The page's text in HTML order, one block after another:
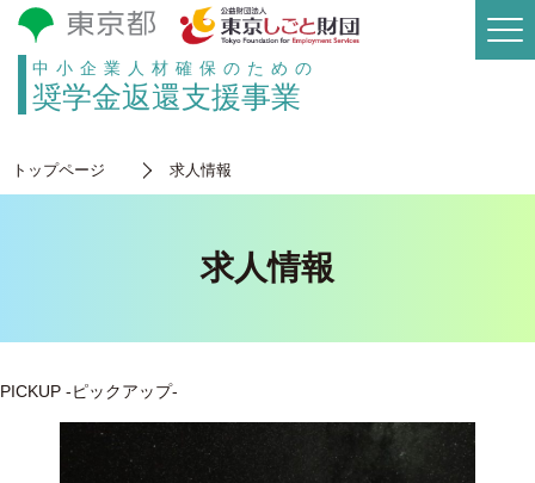
中小企業人材確保のための
奨学金返還支援事業
トップページ 求人情報
求人情報
PICKUP -ピックアップ-